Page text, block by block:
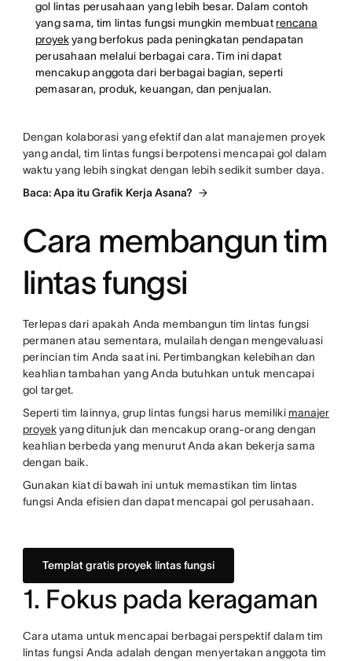
gol lintas perusahaan yang lebih besar. Dalam contoh
yang sama, tim lintas fungsi mungkin membuatrencana
proyekyang berfokus pada peningkatan pendapatan
perusahaan melalui berbagai cara. Tim ini dapat
mencakup anggota dari berbagai bagian, seperti
pemasaran, produk, keuangan, dan penjualan.
Dengan kolaborasi yang efektif dan alat manajemen proyek
yang andal, tim lintas fungsi berpotensi mencapai gol dalam
waktu yang lebih singkat dengan lebih sedikit sumber daya.
Baca: Apa itu Grafik Kerja Asana?
Cara membangun tim
lintas fungsi
Terlepas dari apakah Anda membangun tim lintas fungsi
permanen atau sementara, mulailah dengan mengevaluasi
perincian tim Anda saat ini. Pertimbangkan kelebihan dan
keahlian tambahan yang Anda butuhkan untuk mencapai
gol target.
Seperti tim lainnya, grup lintas fungsi harus memiliki manajer
proyekyang ditunjuk dan mencakup orang-orang dengan
keahlian berbeda yang menurut Anda akan bekerja sama
dengan baik.
Gunakan kiat di bawah ini untuk memastikan tim lintas
fungsi Anda efisien dan dapat mencapai gol perusahaan.
Templat gratis proyek lintas fungsi
1. Fokus pada keragaman
Cara utama untuk mencapai berbagai perspektif dalam tim
lintas fungsi Anda adalah dengan menyertakan anggota tim